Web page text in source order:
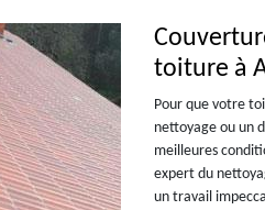
toiture à
Pour que votre
nettoyage ou un
meilleures
expert du
un travail